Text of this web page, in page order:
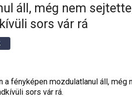
áll, még nem
sors vár rá
a fényképen mozdulatlanul áll, még
sors vár rá.